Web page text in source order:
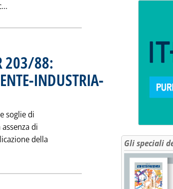
203/88:
INDUSTRIA-
soglie di
di
della
tutta la notizia: 'SITUAZIONE
Gli speciali